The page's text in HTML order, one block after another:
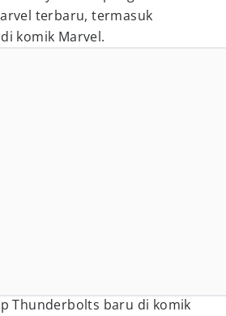
terbaru, termasuk
komik Marvel.
Thunderbolts baru di komik